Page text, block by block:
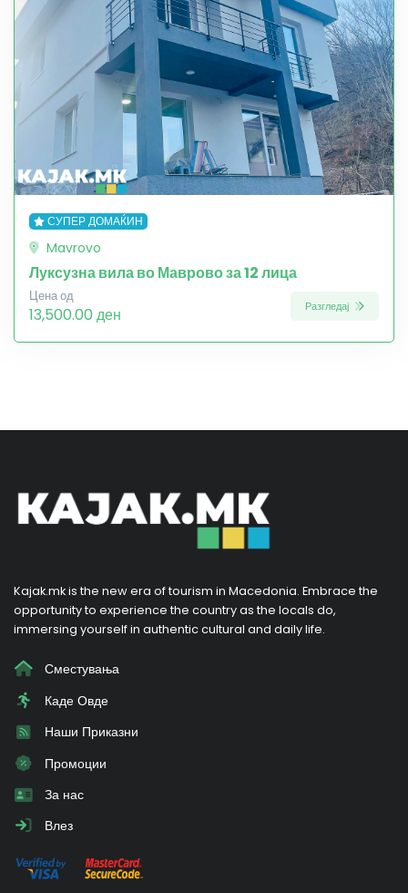
СУПЕР ДОМАЌИН
Mavrovo
Луксузна вила во Маврово за 12 лица
Цена од
13,500.00 ден Разгледај
Kajak.mk is the new era of tourism in Macedonia. Embrace the
opportunity to experience the country as the locals do,
immersing yourself in authentic cultural and daily life.
Сместувања
Каде Овде
Наши Приказни
Промоции
За нас
Влез